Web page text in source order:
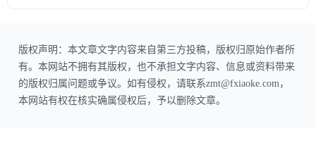
版权声明：本文章文字内容来自第三方投稿，版权归原始作者所
有。本网站不拥有其版权，也不承担文字内容、信息或资料带来
的版权归属问题或争议。如有侵权，请联系zmt@fxiaoke.com，
本网站有权在核实确属侵权后，予以删除文章。